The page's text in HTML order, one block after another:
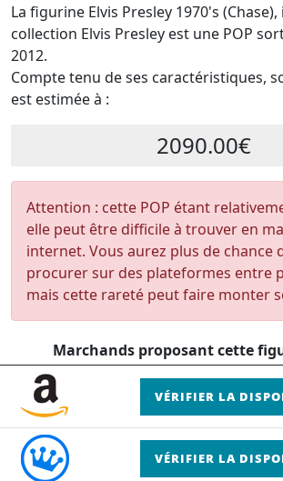
La figurine Elvis Presley 1970's (Chase),
collection Elvis Presley est une POP
2012.
Compte tenu de ses caractéristiques,
est estimée à :
2090.00€
Attention : cette POP étant
elle peut être difficile à trouver en
internet. Vous aurez plus de chance
procurer sur des plateformes entre
mais cette rareté peut faire monter
Marchands proposant cette
VÉRIFIER LA
VÉRIFIER LA